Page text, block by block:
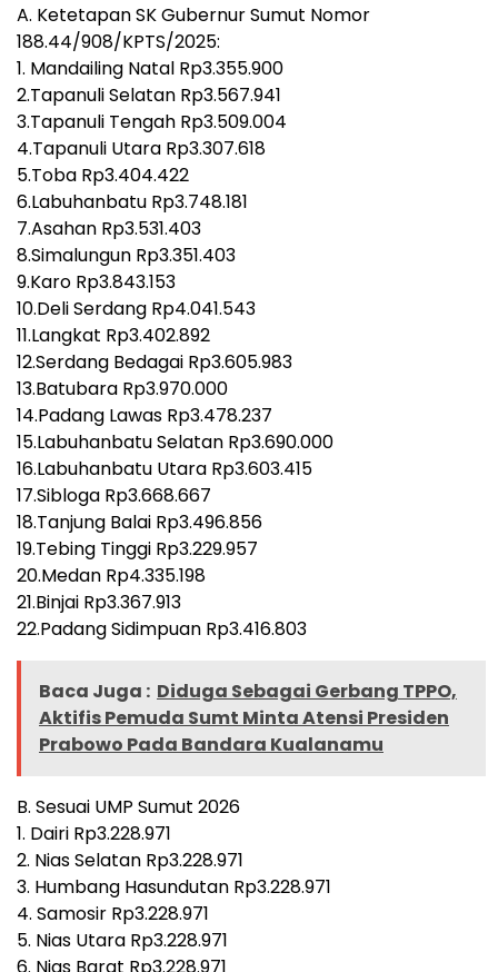
A. Ketetapan SK Gubernur Sumut Nomor
188.44/908/KPTS/2025:
1. Mandailing Natal Rp3.355.900
2.Tapanuli Selatan Rp3.567.941
3.Tapanuli Tengah Rp3.509.004
4.Tapanuli Utara Rp3.307.618
5.Toba Rp3.404.422
6.Labuhanbatu Rp3.748.181
7.Asahan Rp3.531.403
8.Simalungun Rp3.351.403
9.Karo Rp3.843.153
10.Deli Serdang Rp4.041.543
11.Langkat Rp3.402.892
12.Serdang Bedagai Rp3.605.983
13.Batubara Rp3.970.000
14.Padang Lawas Rp3.478.237
15.Labuhanbatu Selatan Rp3.690.000
16.Labuhanbatu Utara Rp3.603.415
17.Sibloga Rp3.668.667
18.Tanjung Balai Rp3.496.856
19.Tebing Tinggi Rp3.229.957
20.Medan Rp4.335.198
21.Binjai Rp3.367.913
22.Padang Sidimpuan Rp3.416.803
Baca Juga : Diduga Sebagai Gerbang TPPO,
Aktifis Pemuda Sumt Minta Atensi Presiden
Prabowo Pada Bandara Kualanamu
B. Sesuai UMP Sumut 2026
1. Dairi Rp3.228.971
2. Nias Selatan Rp3.228.971
3. Humbang Hasundutan Rp3.228.971
4. Samosir Rp3.228.971
5. Nias Utara Rp3.228.971
6. Nias Barat Rp3.228.971